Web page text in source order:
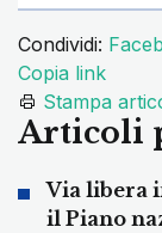
Condividi:
Copia link
Stampa
Articoli
Via libera
il Piano